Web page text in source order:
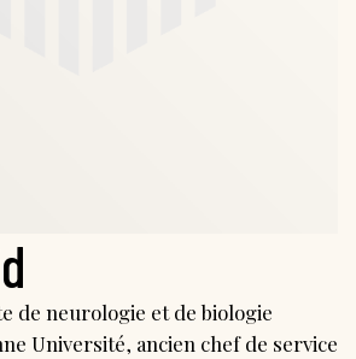
de neurologie et de biologie
Université, ancien chef de service